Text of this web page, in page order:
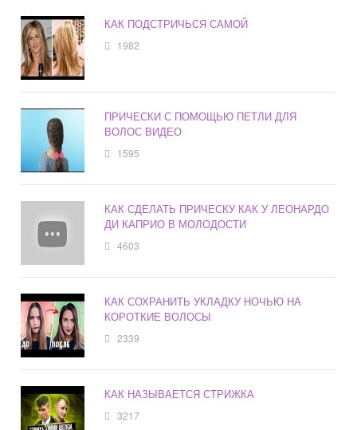
КАК ПОДСТРИЧЬСЯ САМОЙ
1982
ПРИЧЕСКИ С ПОМОЩЬЮ ПЕТЛИ ДЛЯ
ВОЛОС ВИДЕО
1595
КАК СДЕЛАТЬ ПРИЧЕСКУ КАК У ЛЕОНАРДО
ДИ КАПРИО В МОЛОДОСТИ
4603
КАК СОХРАНИТЬ УКЛАДКУ НОЧЬЮ НА
КОРОТКИЕ ВОЛОСЫ
2339
КАК НАЗЫВАЕТСЯ СТРИЖКА
3217